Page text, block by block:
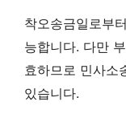
착오송금일로부
능합니다. 다만
효하므로 민사소
있습니다.